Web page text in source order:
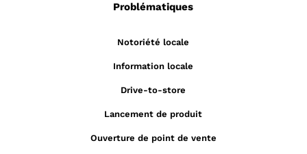
Problématiques
Notoriété locale
Information locale
Drive-to-store
Lancement de produit
Ouverture de point de vente